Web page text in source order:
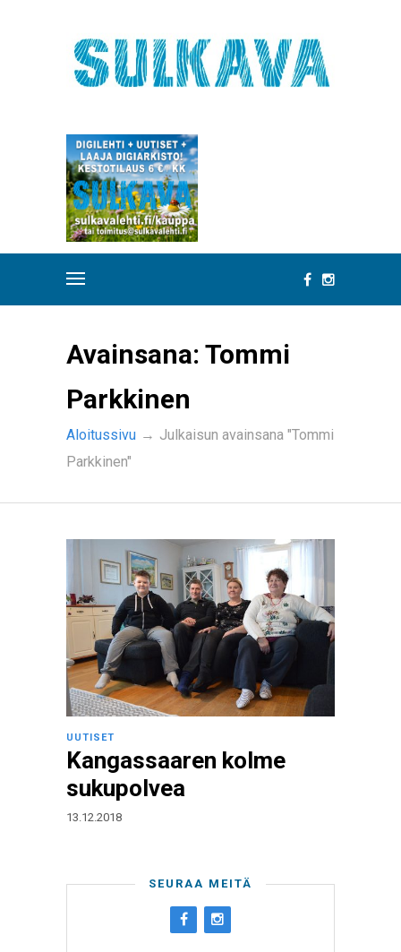
Avainsana: Tommi
Parkkinen
Aloitussivu → Julkaisun avainsana "Tommi
Parkkinen"
UUTISET
Kangassaaren kolme
sukupolvea
13.12.2018
SEURAA MEITÄ